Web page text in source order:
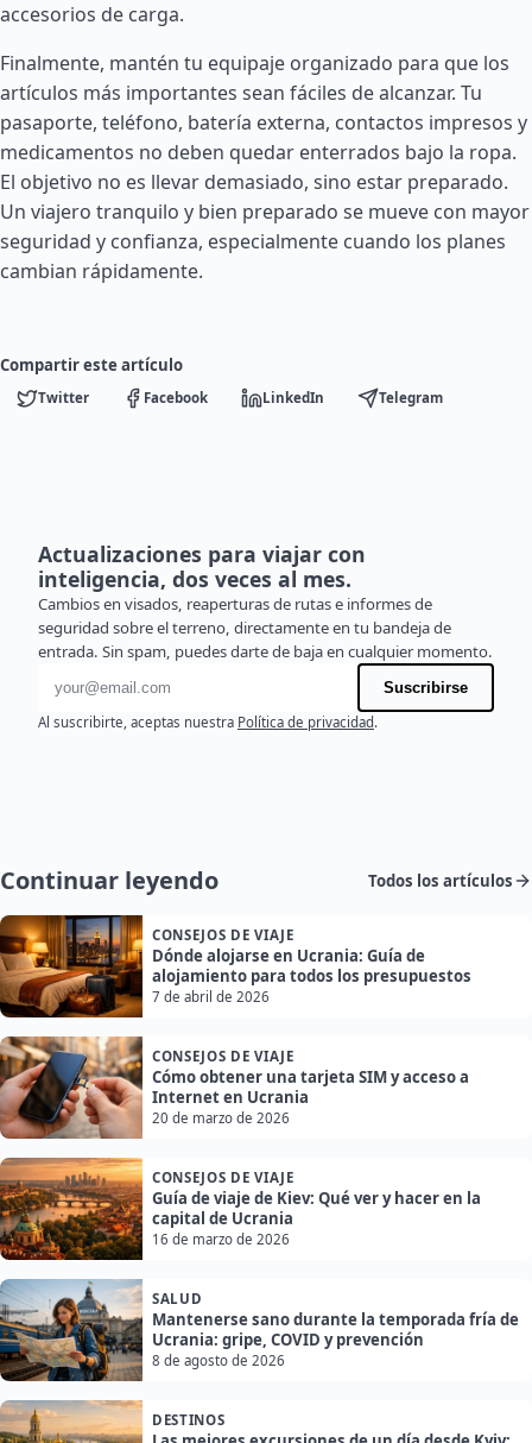
accesorios de carga.
Finalmente, mantén tu equipaje organizado para que los
artículos más importantes sean fáciles de alcanzar. Tu
pasaporte, teléfono, batería externa, contactos impresos y
medicamentos no deben quedar enterrados bajo la ropa.
El objetivo no es llevar demasiado, sino estar preparado.
Un viajero tranquilo y bien preparado se mueve con mayor
seguridad y confianza, especialmente cuando los planes
cambian rápidamente.
Compartir este artículo
Twitter Facebook LinkedIn Telegram
Actualizaciones para viajar con
inteligencia, dos veces al mes.
Cambios en visados, reaperturas de rutas e informes de
seguridad sobre el terreno, directamente en tu bandeja de
entrada. Sin spam, puedes darte de baja en cualquier momento.
Dirección de correo electrónico
Suscribirse
Al suscribirte, aceptas nuestra Política de privacidad.
Continuar leyendo Todos los artículos
CONSEJOS DE VIAJE
Dónde alojarse en Ucrania: Guía de
alojamiento para todos los presupuestos
7 de abril de 2026
CONSEJOS DE VIAJE
Cómo obtener una tarjeta SIM y acceso a
Internet en Ucrania
20 de marzo de 2026
CONSEJOS DE VIAJE
Guía de viaje de Kiev: Qué ver y hacer en la
capital de Ucrania
16 de marzo de 2026
SALUD
Mantenerse sano durante la temporada fría de
Ucrania: gripe, COVID y prevención
8 de agosto de 2026
DESTINOS